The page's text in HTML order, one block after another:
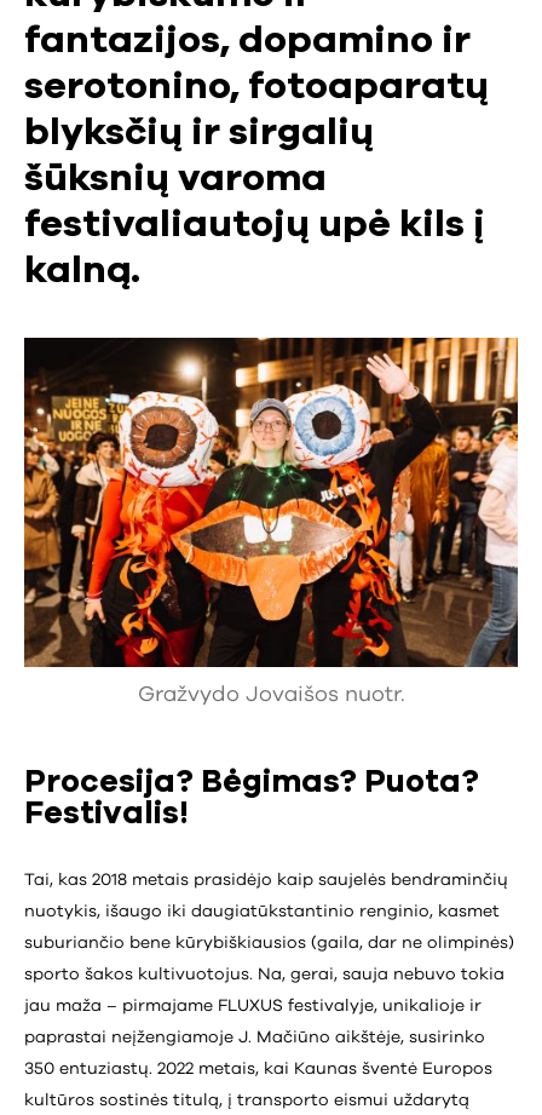
fantazijos, dopamino ir
serotonino, fotoaparatų
blyksčių ir sirgalių
šūksnių varoma
festivaliautojų upė kils į
kalną.
Gražvydo Jovaišos nuotr.
Procesija? Bėgimas? Puota?
Festivalis!
Tai, kas 2018 metais prasidėjo kaip saujelės bendraminčių
nuotykis, išaugo iki daugiatūkstantinio renginio, kasmet
suburiančio bene kūrybiškiausios (gaila, dar ne olimpinės)
sporto šakos kultivuotojus. Na, gerai, sauja nebuvo tokia
jau maža – pirmajame FLUXUS festivalyje, unikalioje ir
paprastai neįžengiamoje J. Mačiūno aikštėje, susirinko
350 entuziastų. 2022 metais, kai Kaunas šventė Europos
kultūros sostinės titulą, į transporto eismui uždarytą